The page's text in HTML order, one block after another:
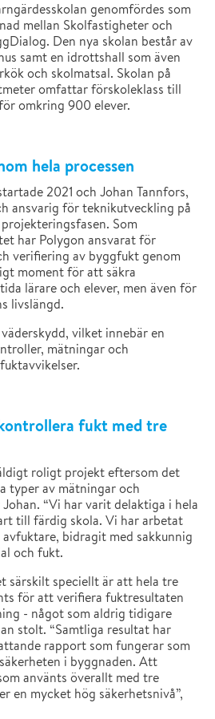
genomfördes som
mellan Skolfastigheter och
Den nya skolan består av
samt en idrottshall som även
och skolmatsal. Skolan på
omfattar förskoleklass till
omkring 900 elever.
hela processen
2021 och Johan Tannfors,
ansvarig för teknikutveckling på
Som
har Polygon ansvarat för
verifiering av byggfukt genom
moment för att säkra
lärare och elever, men även för
livslängd.
vilket innebär en
mätningar och
fukt med tre
roligt projekt eftersom det
typer av mätningar och
“Vi har varit delaktiga i hela
till färdig skola. Vi har arbetat
bidragit med sakkunnig
och fukt.
särskilt speciellt är att hela tre
för att verifiera fuktresultaten
- något som aldrig tidigare
stolt. “Samtliga resultat har
rapport som fungerar som
i byggnaden. Att
använts överallt med tre
en mycket hög säkerhetsnivå”,